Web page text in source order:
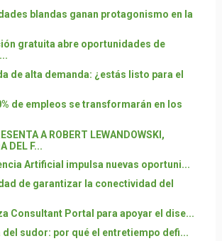
blandas ganan protagonismo en la
gratuita abre oportunidades de
de alta demanda: ¿estás listo para el
de empleos se transformarán en los
A ROBERT LEWANDOWSKI,
DEL F...
Artificial impulsa nuevas oportuni...
de garantizar la conectividad del
Consultant Portal para apoyar el dise...
del sudor: por qué el entretiempo defi...